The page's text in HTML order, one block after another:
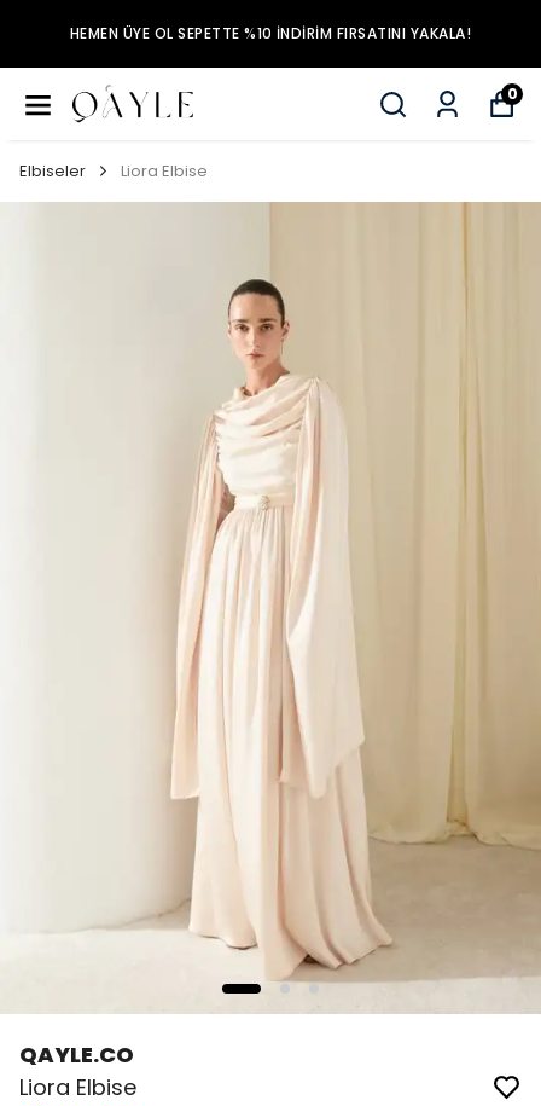
HEMEN ÜYE OL SEPETTE %10 İNDİRİM FIRSATINI YAKALA!
0
Elbiseler Liora Elbise
QAYLE.CO
Liora Elbise